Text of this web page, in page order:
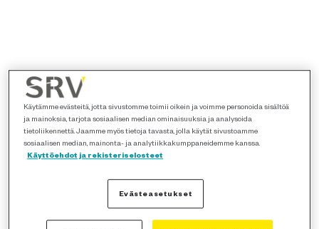
Käytämme evästeitä, jotta sivustomme toimii oikein ja voimme personoida sisältöä
ja mainoksia, tarjota sosiaalisen median ominaisuuksia ja analysoida
tietoliikennettä. Jaamme myös tietoja tavasta, jolla käytät sivustoamme
sosiaalisen median, mainonta- ja analytiikkakumppaneidemme kanssa.
Käyttöehdot ja rekisteriselosteet
Evästeasetukset